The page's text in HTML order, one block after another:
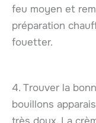
feu moyen et
préparation
fouetter.
4. Trouver la
bouillons